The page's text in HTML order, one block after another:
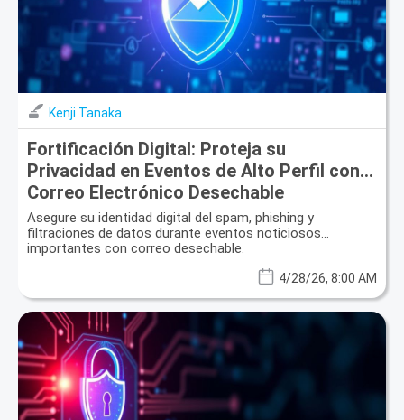
Kenji Tanaka
Fortificación Digital: Proteja su
Privacidad en Eventos de Alto Perfil con
Correo Electrónico Desechable
Asegure su identidad digital del spam, phishing y
filtraciones de datos durante eventos noticiosos
importantes con correo desechable.
4/28/26, 8:00 AM